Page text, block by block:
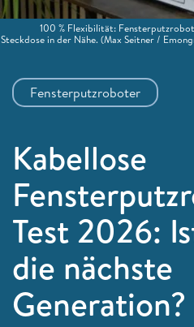
Fensterputzroboter
Kabellose
Test 2026:
die nächste
Generation?
100 % Flexibilität:
Steckdose in der Nähe.(Max Seitner /